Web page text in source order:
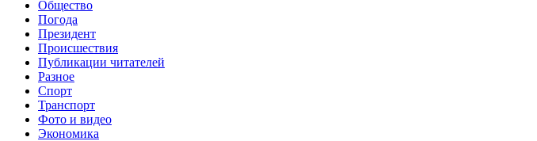
Общество
Погода
Президент
Происшествия
Публикации читателей
Разное
Спорт
Транспорт
Фото и видео
Экономика